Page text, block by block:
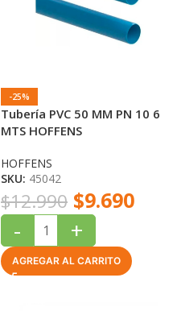
-25%
Tubería PVC 50 MM PN 10 6
MTS HOFFENS
HOFFENS
SKU: 45042
$12.990 $9.690
- +
AGREGAR AL CARRITO